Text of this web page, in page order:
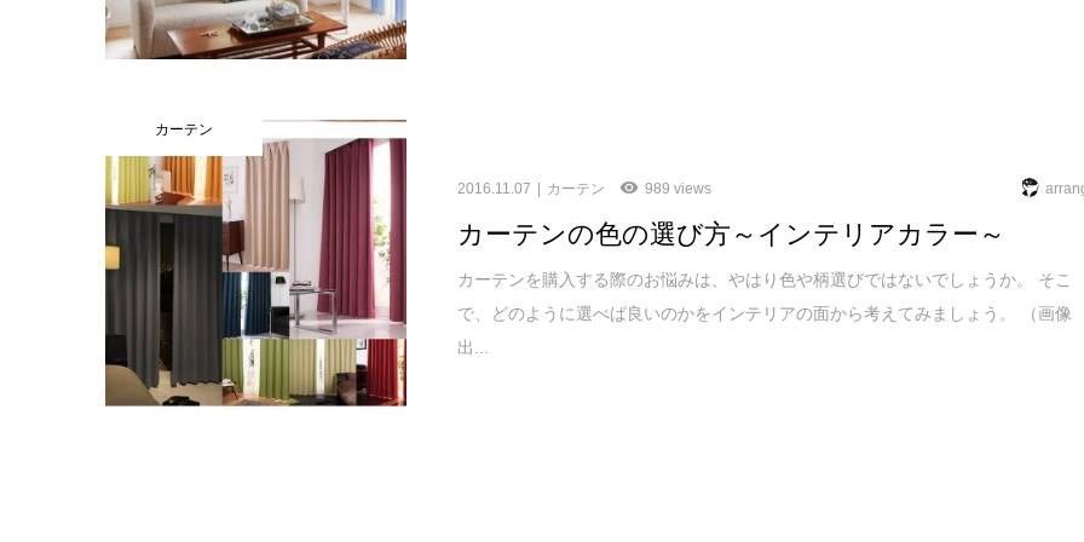
カーテン
2016.11.07 カーテン 989 views
カーテンの色の選び方～インテリアカラー～
カーテンを購入する際のお悩みは、やはり色や柄選びではないでしょうか。 そこ
で、どのように選べば良いのかをインテリアの面から考えてみましょう。 （画像
出...